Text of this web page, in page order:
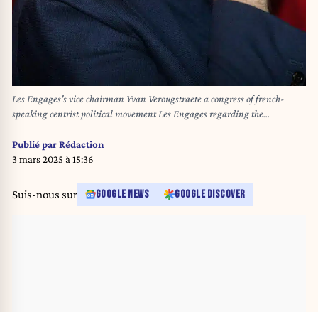
Les Engages's vice chairman Yvan Verougstraete a congress of french-
speaking centrist political movement Les Engages regarding the
participation in the new federal government, Sunday 02 February 2025 in
Liege. Friday evening the negotiators of the five parties N-VA, Vooruit,
CD&V, MR and Les Engages reached an agreement to form a new Belgian
Publié parRédaction
3 mars 2025 à 15:36
Suis-nous sur GOOGLE NEWS GOOGLE DISCOVER